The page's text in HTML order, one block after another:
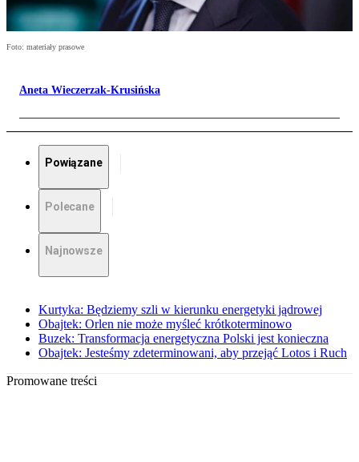
Foto: materiały prasowe
Aneta Wieczerzak-Krusińska
Powiązane
Polecane
Najnowsze
Kurtyka: Będziemy szli w kierunku energetyki jądrowej
Obajtek: Orlen nie może myśleć krótkoterminowo
Buzek: Transformacja energetyczna Polski jest konieczna
Obajtek: Jesteśmy zdeterminowani, aby przejąć Lotos i Ruch
Promowane treści